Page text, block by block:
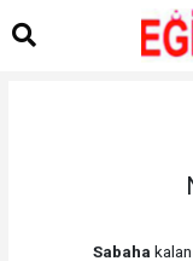
Sabaha